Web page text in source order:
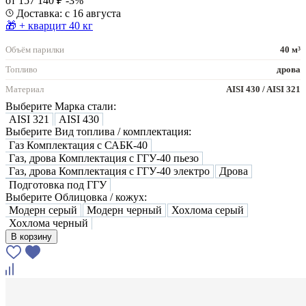
Доставка: с 16 августа
🎁 + кварцит 40 кг
Объём парилки
40 м³
Топливо
дрова
Материал
AISI 430 / AISI 321
Выберите Марка стали:
AISI 321
AISI 430
Выберите Вид топлива / комплектация:
Газ Комплектация с САБК-40
Газ, дрова Комплектация с ГГУ-40 пьезо
Газ, дрова Комплектация с ГГУ-40 электро
Дрова
Подготовка под ГГУ
Выберите Облицовка / кожух:
Модерн серый
Модерн черный
Хохлома серый
Хохлома черный
В корзину